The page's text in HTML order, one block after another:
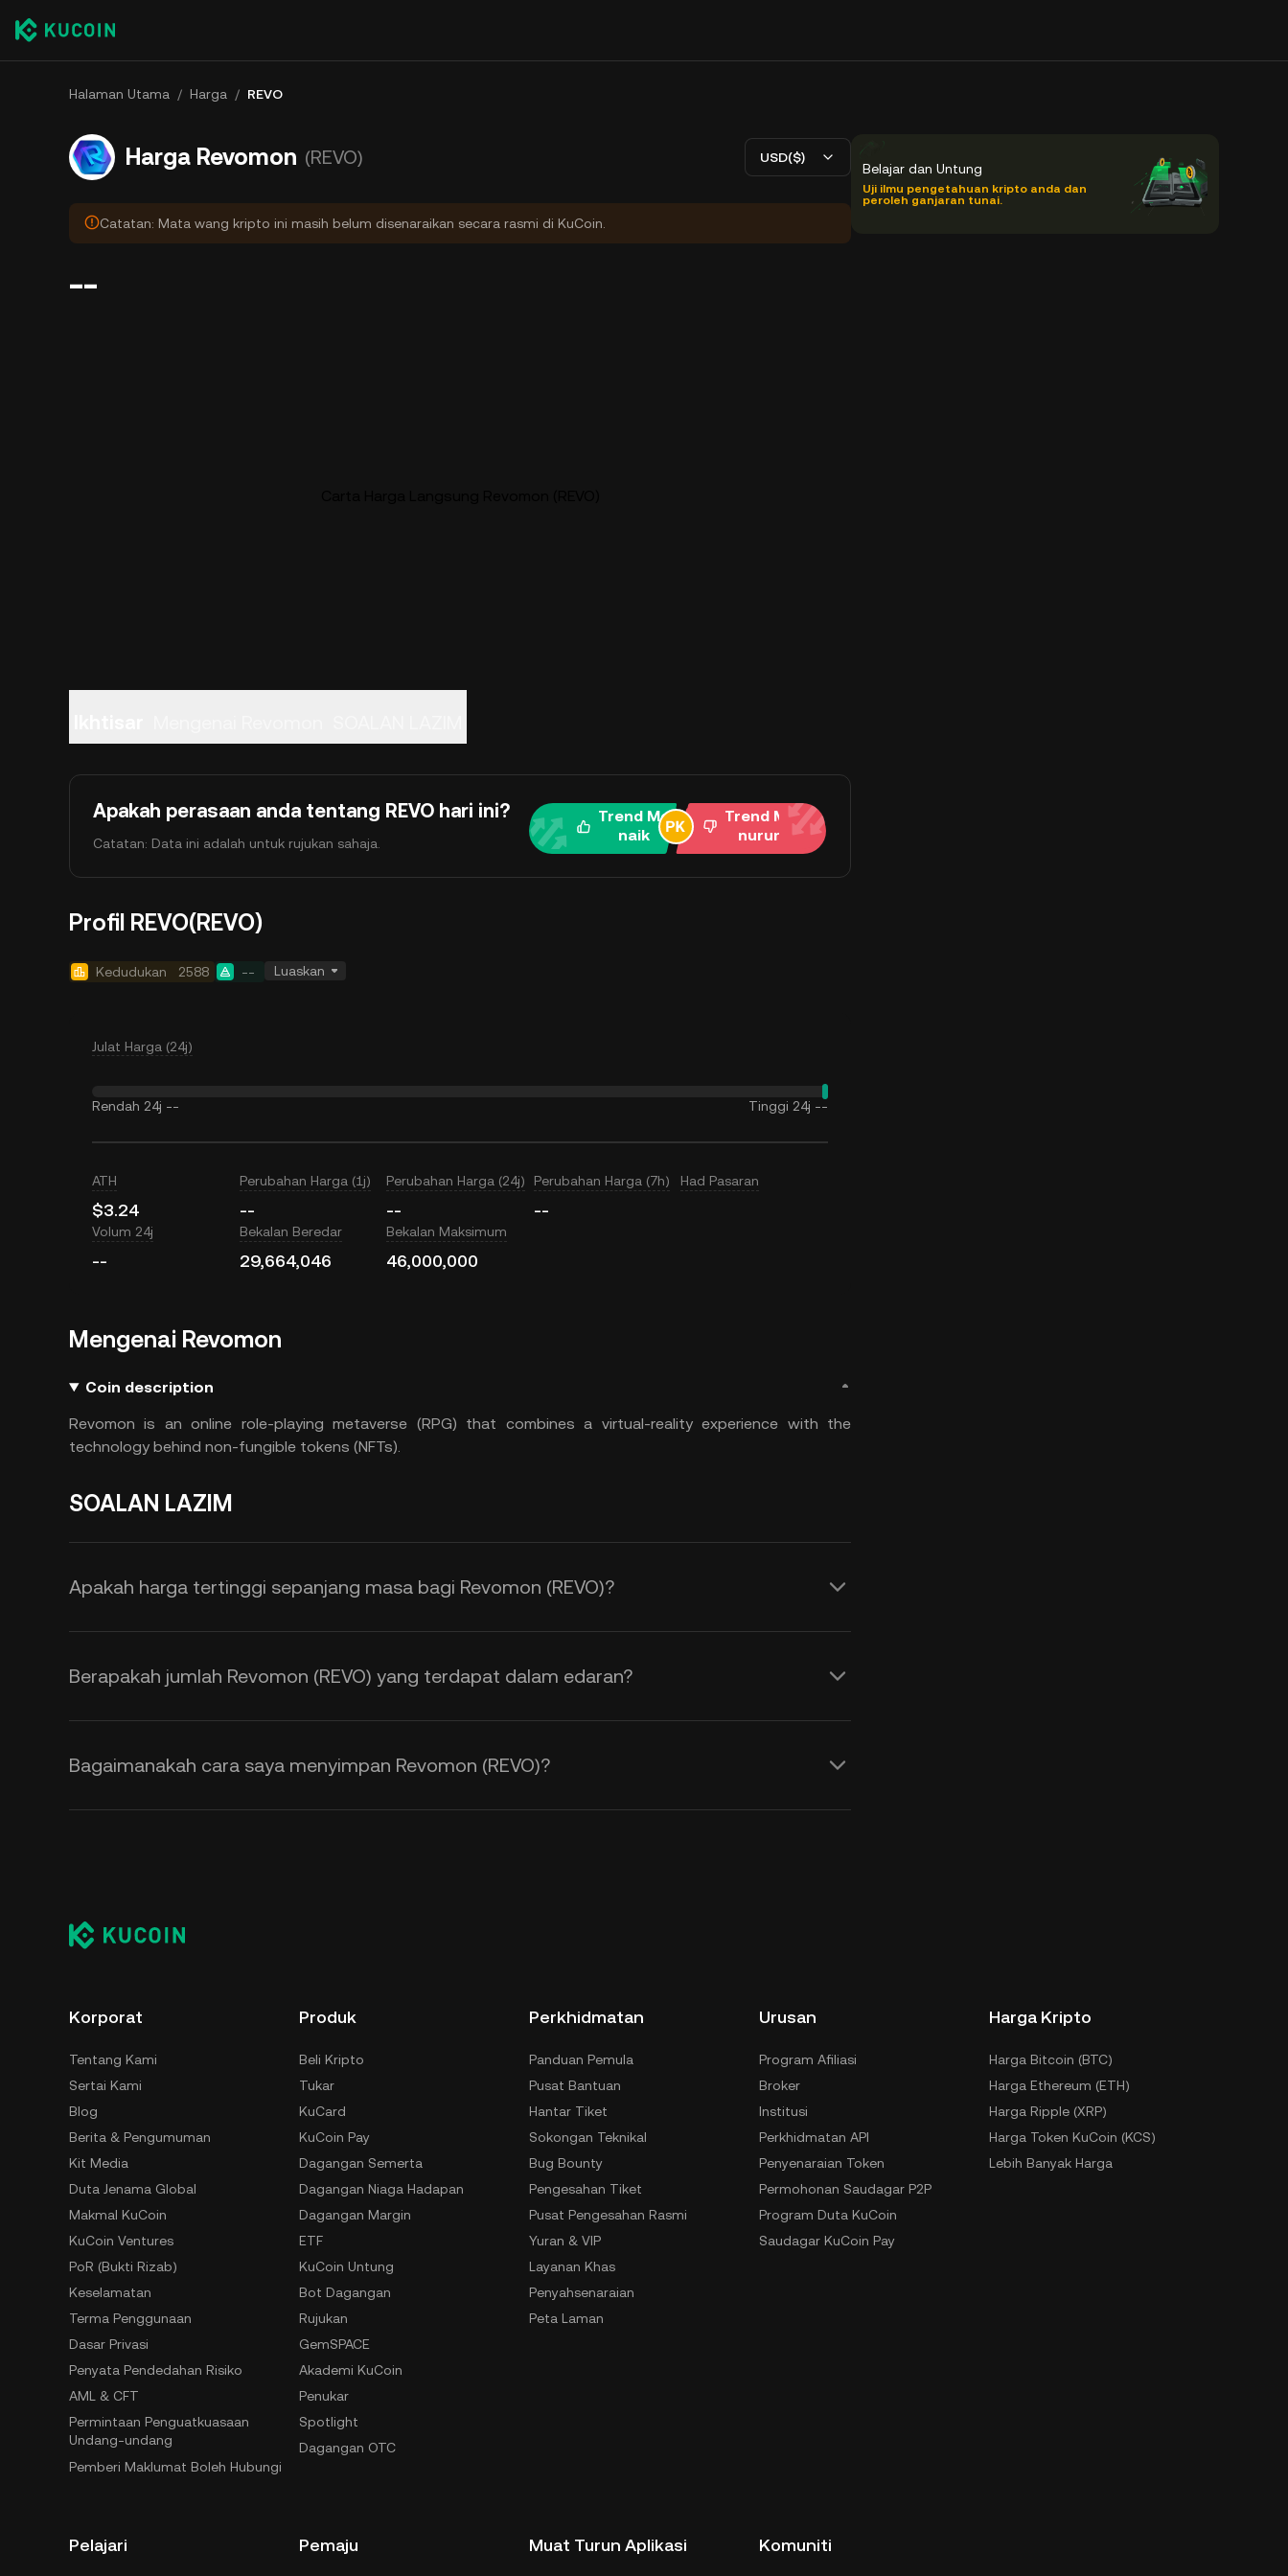
Halaman Utama / Harga / REVO
Harga Revomon (REVO) USD($)
Catatan: Mata wang kripto ini masih belum disenaraikan secara rasmi di KuCoin.
--
Apakah perasaan anda tentang REVO hari ini?
Catatan: Data ini adalah untuk rujukan sahaja.
Trend Me
naik
Trend Me
nurun
Profil REVO(REVO)
Kedudukan 2588 -- Luaskan
Julat Harga (24j)
Rendah 24j -- Tinggi 24j --
ATH
$3.24
Perubahan Harga (1j)
--
Perubahan Harga (24j)
--
Perubahan Harga (7h)
--
Had Pasaran
Volum 24j
--
Bekalan Beredar
29,664,046
Bekalan Maksimum
46,000,000
Mengenai Revomon
Coin description
Revomon is an online role-playing metaverse (RPG) that combines a virtual-reality experience with the
technology behind non-fungible tokens (NFTs).
SOALAN LAZIM
Apakah harga tertinggi sepanjang masa bagi Revomon (REVO)?
Berapakah jumlah Revomon (REVO) yang terdapat dalam edaran?
Bagaimanakah cara saya menyimpan Revomon (REVO)?
Belajar dan Untung
Uji ilmu pengetahuan kripto anda dan
peroleh ganjaran tunai.
Korporat
Tentang Kami
Sertai Kami
Blog
Berita & Pengumuman
Kit Media
Duta Jenama Global
Makmal KuCoin
KuCoin Ventures
PoR (Bukti Rizab)
Keselamatan
Terma Penggunaan
Dasar Privasi
Penyata Pendedahan Risiko
AML & CFT
Permintaan Penguatkuasaan
Undang-undang
Pemberi Maklumat Boleh Hubungi
Produk
Beli Kripto
Tukar
KuCard
KuCoin Pay
Dagangan Semerta
Dagangan Niaga Hadapan
Dagangan Margin
ETF
KuCoin Untung
Bot Dagangan
Rujukan
GemSPACE
Akademi KuCoin
Penukar
Spotlight
Dagangan OTC
Perkhidmatan
Panduan Pemula
Pusat Bantuan
Hantar Tiket
Sokongan Teknikal
Bug Bounty
Pengesahan Tiket
Pusat Pengesahan Rasmi
Yuran & VIP
Layanan Khas
Penyahsenaraian
Peta Laman
Urusan
Program Afiliasi
Broker
Institusi
Perkhidmatan API
Penyenaraian Token
Permohonan Saudagar P2P
Program Duta KuCoin
Saudagar KuCoin Pay
Harga Kripto
Harga Bitcoin (BTC)
Harga Ethereum (ETH)
Harga Ripple (XRP)
Harga Token KuCoin (KCS)
Lebih Banyak Harga
Pelajari Pemaju Muat Turun Aplikasi Komuniti